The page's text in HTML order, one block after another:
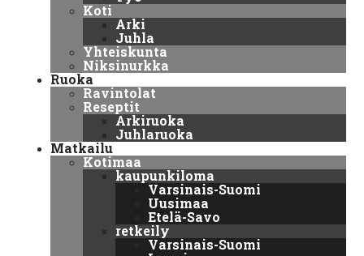
Koti
Arki
Juhla
Yhteiskunta
Niksinurkka
Ruoka
Ravintolat
Reseptit
Arkiruoka
Juhlaruoka
Matkailu
Kotimaa
kaupunkiloma
Varsinais-Suomi
Uusimaa
Etelä-Savo
retkeily
Varsinais-Suomi